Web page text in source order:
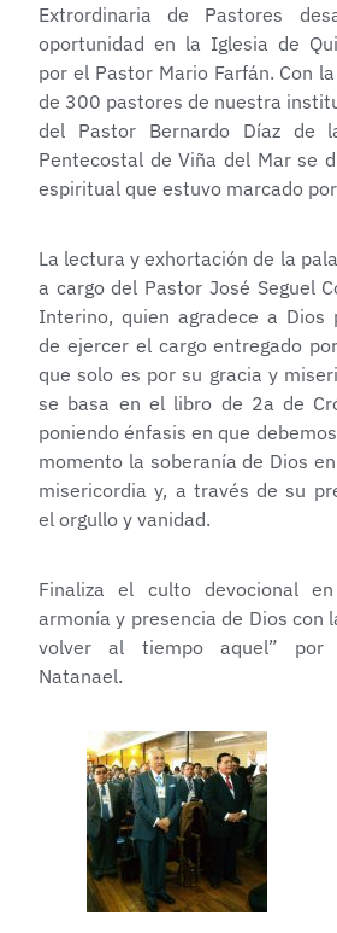
Extrordinaria de Pastores
oportunidad en la Iglesia de
por el Pastor Mario Farfán. Con
de 300 pastores de nuestra
del Pastor Bernardo Díaz de
Pentecostal de Viña del Mar se
espiritual que estuvo marcado
La lectura y exhortación de la
a cargo del Pastor José Seguel
Interino, quien agradece a Dios
de ejercer el cargo entregado
que solo es por su gracia y
se basa en el libro de 2a de
poniendo énfasis en que
momento la soberanía de Dios
misericordia y, a través de su
el orgullo y vanidad.
Finaliza el culto devocional
armonía y presencia de Dios con
volver al tiempo aquel” por
Natanael.